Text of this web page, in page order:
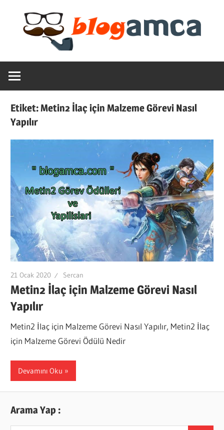
content
Blogamca
2025
Haber,
Blogların
Amcası
Etiket:Metin2 İlaç için Malzeme Görevi Nasıl
Yapılır
21 Ocak 2020 Sercan
Metin2 İlaç için Malzeme Görevi Nasıl
Yapılır
Metin2 İlaç için Malzeme Görevi Nasıl Yapılır, Metin2 İlaç
için Malzeme Görevi Ödülü Nedir
Devamını Oku
Arama Yap :